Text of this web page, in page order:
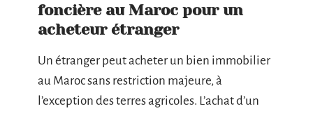
foncière au Maroc pour un
acheteur étranger
Un étranger peut acheter un bien immobilier
au Maroc sans restriction majeure, à
l’exception des terres agricoles. L’achat d’un